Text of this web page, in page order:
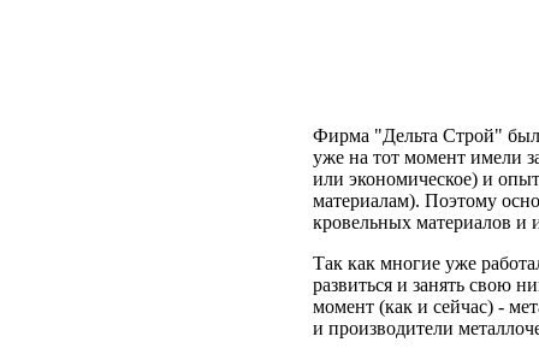
Фирма "Дельта Строй"
уже на тот момент имели
или экономическое) и
материалам). Поэтому
кровельных материалов и
Так как многие уже
развиться и занять свою
момент (как и сейчас) -
и производители